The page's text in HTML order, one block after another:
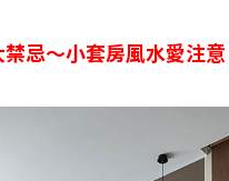
忌〜小套房風水愛注意